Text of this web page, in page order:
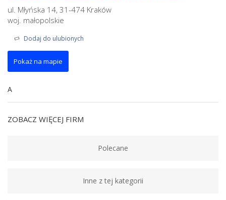
ul. Młyńska 14, 31-474 Kraków
woj. małopolskie
Dodaj do ulubionych
Pokaż na mapie
A
ZOBACZ WIĘCEJ FIRM
Polecane
Inne z tej kategorii